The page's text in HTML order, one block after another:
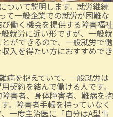
ついて説明します。就労継続
て一般企業での就労が困難な
働く機会を提供する障害福祉
就労に近い形ですが、一般就
ができるので、一般就労で働
入を得たい方におすすめでき
病を抱えていて、一般就労は
契約を結んで働ける人です。
害者、身体障害者、難病を抱
。障害者手帳を持っていなく
一度主治医に「自分はA型事